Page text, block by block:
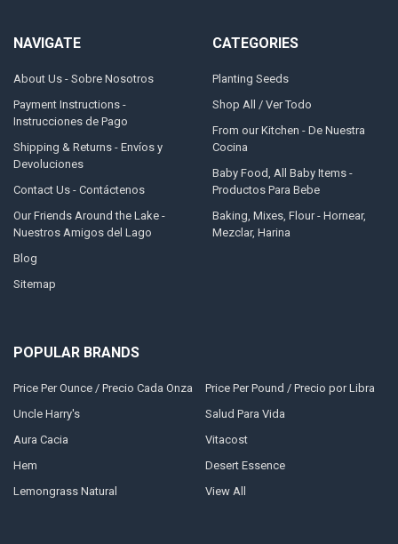
NAVIGATE
About Us - Sobre Nosotros
Payment Instructions -
Instrucciones de Pago
Shipping & Returns - Envíos y
Devoluciones
Contact Us - Contáctenos
Our Friends Around the Lake -
Nuestros Amigos del Lago
Blog
Sitemap
CATEGORIES
Planting Seeds
Shop All / Ver Todo
From our Kitchen - De Nuestra
Cocina
Baby Food, All Baby Items -
Productos Para Bebe
Baking, Mixes, Flour - Hornear,
Mezclar, Harina
POPULAR BRANDS
Price Per Ounce / Precio Cada Onza
Uncle Harry's
Aura Cacia
Hem
Lemongrass Natural
Price Per Pound / Precio por Libra
Salud Para Vida
Vitacost
Desert Essence
View All